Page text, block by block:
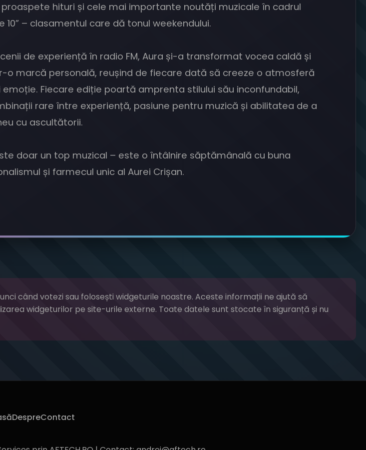
hituri și cele mai importante noutăți muzicale în cadrul
10” – clasamentul care dă tonul weekendului.
de experiență în radio FM, Aura și-a transformat vocea caldă și
o marcă personală, reușind de fiecare dată să creeze o atmosferă
emoție. Fiecare ediție poartă amprenta stilului său inconfundabil,
rare între experiență, pasiune pentru muzică și abilitatea de a
cu ascultătorii.
este doar un top muzical – este o întâlnire săptămânală cu buna
și farmecul unic al Aurei Crișan.
când votezi sau folosești widgeturile noastre. Aceste informații ne ajută să
widgeturilor pe site-urile externe. Toate datele sunt stocate în siguranță și nu
DespreContact